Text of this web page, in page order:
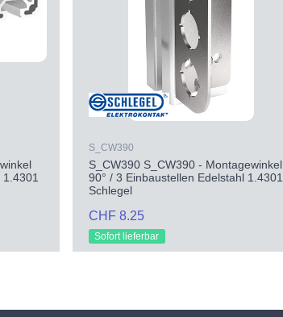
S_CW390
S_CW390 S_CW390 - Montagewinkel
90° / 3 Einbaustellen Edelstahl 1.4301
Schlegel
CHF 8.25
Sofort lieferbar